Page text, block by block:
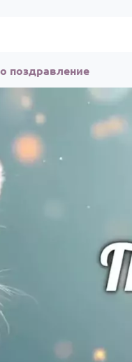
поздравление